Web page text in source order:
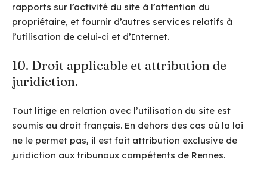
rapports sur l’activité du site à l’attention du
propriétaire, et fournir d’autres services relatifs à
l’utilisation de celui-ci et d’Internet.
10. Droit applicable et attribution de
juridiction.
Tout litige en relation avec l’utilisation du site est
soumis au droit français. En dehors des cas où la loi
ne le permet pas, il est fait attribution exclusive de
juridiction aux tribunaux compétents de Rennes.